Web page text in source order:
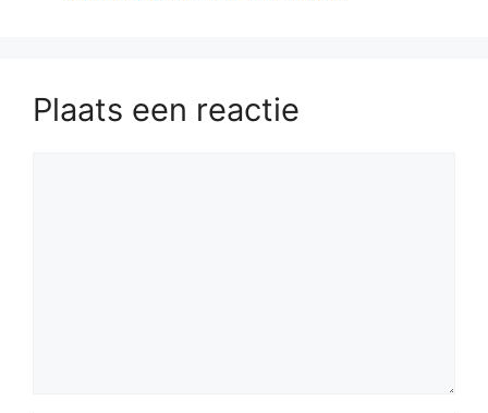
Plaats een reactie